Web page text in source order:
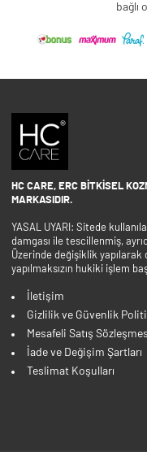
bağlı
HC CARE, ERC BITKISEL
MARKASIDIR.
YASAL UYARI: Sitede
damgası ile tescillenmiş,
Üzerinde değişiklik yapılarak
yapılmaksızın hukiki işlem
İletişim
Gizlilik ve Güvenlik
Mesafeli Satış
İade ve Değişim Şartları
Teslimat Koşulları